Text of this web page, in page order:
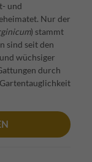
und
Nur der
) stammt
sind seit den
wüchsiger
durch